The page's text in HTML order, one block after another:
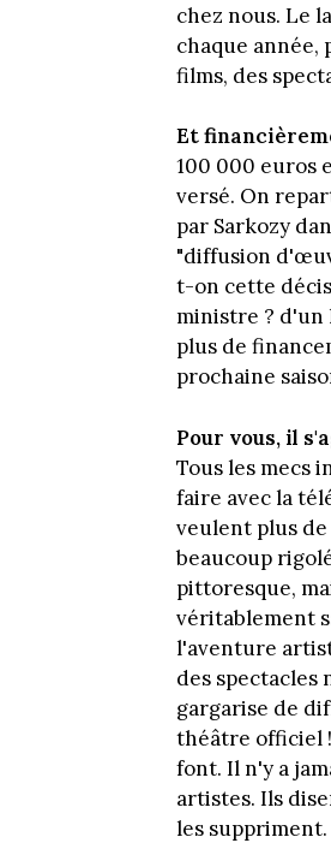
chez nous. Le
chaque
films, des
Et
100 000 euros
versé. On
par Sarkozy
"diffusion
t-on cette
ministre ? d'un
plus de
prochaine
Pour vous, il
Tous les mecs
faire avec la
veulent plus
beaucoup
pittoresque,
véritablement
l'aventure
des spectacles
gargarise de
théâtre officiel
font. Il n'y a
artistes. Ils
les